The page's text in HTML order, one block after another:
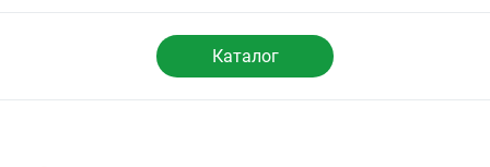
Каталог